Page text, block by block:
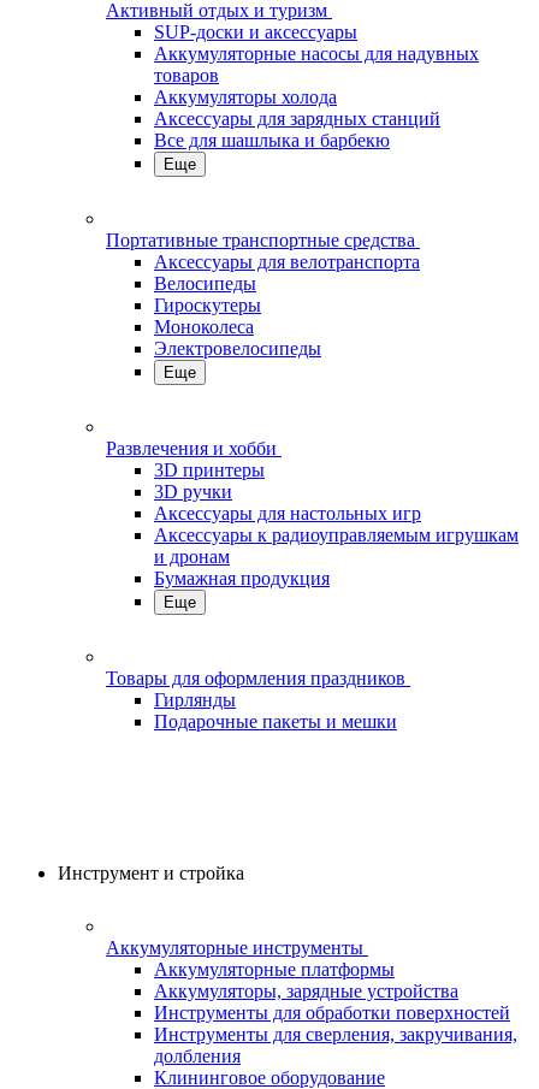
Активный отдых и туризм
SUP-доски и аксессуары
Аккумуляторные насосы для надувных
товаров
Аккумуляторы холода
Аксессуары для зарядных станций
Все для шашлыка и барбекю
Еще
Портативные транспортные средства
Аксессуары для велотранспорта
Велосипеды
Гироскутеры
Моноколеса
Электровелосипеды
Еще
Развлечения и хобби
3D принтеры
3D ручки
Аксессуары для настольных игр
Аксессуары к радиоуправляемым игрушкам
и дронам
Бумажная продукция
Еще
Товары для оформления праздников
Гирлянды
Подарочные пакеты и мешки
Инструмент и стройка
Аккумуляторные инструменты
Аккумуляторные платформы
Аккумуляторы, зарядные устройства
Инструменты для обработки поверхностей
Инструменты для сверления, закручивания,
долбления
Клининговое оборудование